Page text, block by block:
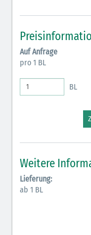
Rahmen)
Bronchodilatatoren
Antikonvulsiva (grau-
Inodilatatoren (rot-
Elektrolyte Kalium
Elektrolyte NaCl (grün)
Auf Anfrage
pro 1 BL
BL
Weitere
Lieferung:
ab 1 BL